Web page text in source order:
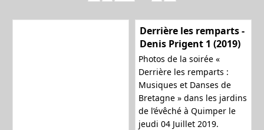
Derrière les remparts -
Denis Prigent 1 (2019)
Photos de la soirée «
Derrière les remparts :
Musiques et Danses de
Bretagne » dans les jardins
de l’évêché à Quimper le
jeudi 04 Juillet 2019.